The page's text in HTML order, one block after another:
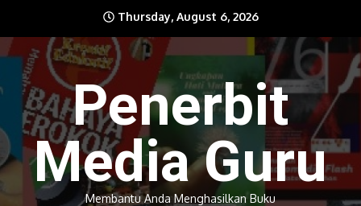
content
Thursday, August 6, 2026
Penerbit
Media Guru
Membantu Anda Menghasilkan Buku